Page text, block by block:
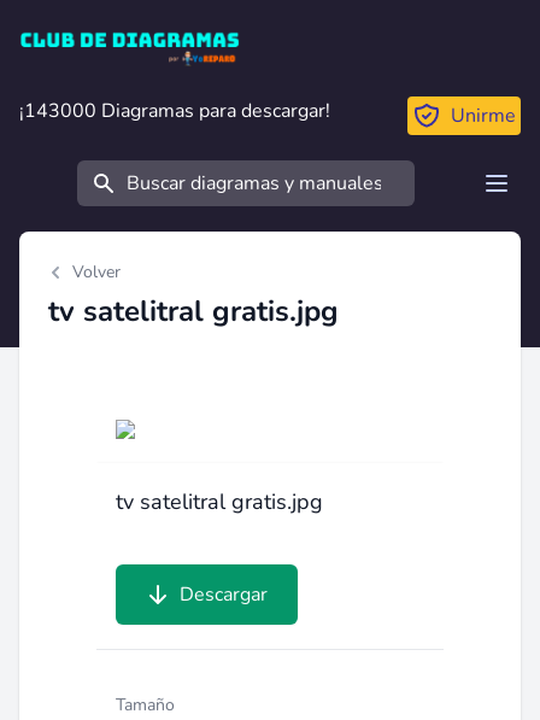
Club de Diagramas
¡143000 Diagramas para descargar!
¡143000 Diagramas para descargar! Unirme
Buscar
Volver
tv satelitral gratis.jpg
tv satelitral gratis.jpg
Descargar
Tamaño